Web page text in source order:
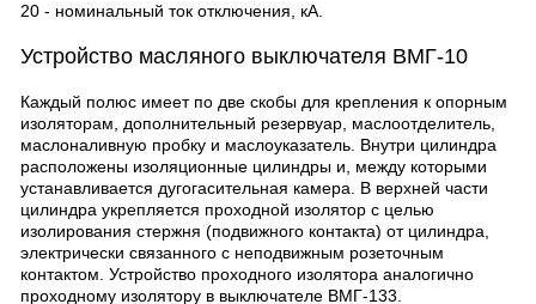
20 - номинальный ток отключения, кА.
Устройство масляного выключателя ВМГ-10
Каждый полюс имеет по две скобы для крепления к опорным
изоляторам, дополнительный резервуар, маслоотделитель,
маслоналивную пробку и маслоуказатель. Внутри цилиндра
расположены изоляционные цилиндры и, между которыми
устанавливается дугогасительная камера. В верхней части
цилиндра укрепляется проходной изолятор с целью
изолирования стержня (подвижного контакта) от цилиндра,
электрически связанного с неподвижным розеточным
контактом. Устройство проходного изолятора аналогично
проходному изолятору в выключателе ВМГ-133.